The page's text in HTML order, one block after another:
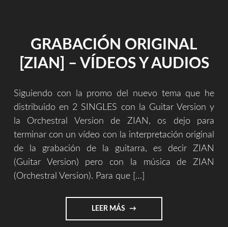
GRABACIÓN ORIGINAL
[ZIAN] – VÍDEOS Y AUDIOS
Siguiendo con la promo del nuevo tema que he
distribuido en 2 SINGLES con la Guitar Version y
la Orchestral Version de ZIAN, os dejo para
terminar con un vídeo con la interpretación original
de la grabación de la guitarra, es decir ZIAN
(Guitar Version) pero con la música de ZIAN
(Orchestral Version). Para que […]
LEER MÁS "GRABACIÓN
ORIGINAL